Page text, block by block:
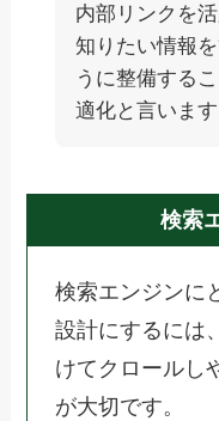
内部リンクを
知りたい情報
うに整備する
適化と言います
検索
検索エンジンに
設計にするには
けてクロールし
が大切です。